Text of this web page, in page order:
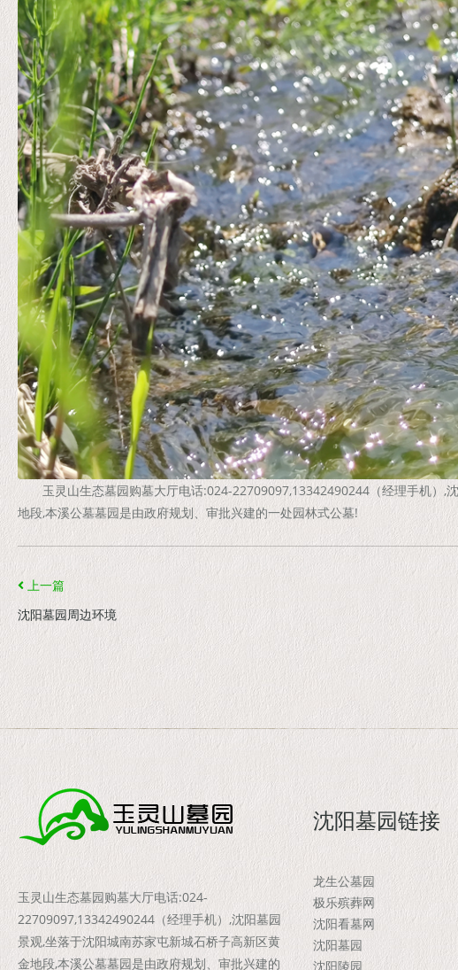
玉灵山生态墓园购墓大厅电话:024-22709097,13342490244（经理手机）,
地段,本溪公墓墓园是由政府规划、审批兴建的一处园林式公墓!
上一篇
沈阳墓园周边环境
玉灵山生态墓园购墓大厅电话:024-
22709097,13342490244（经理手机）,沈阳墓园
景观,坐落于沈阳城南苏家屯新城石桥子高新区黄
金地段,本溪公墓墓园是由政府规划、审批兴建的
沈阳墓园链接
龙生公墓园
极乐殡葬网
沈阳看墓网
沈阳墓园
沈阳陵园